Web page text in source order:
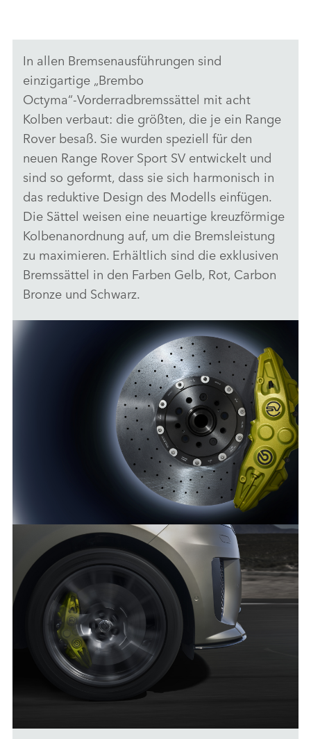
In allen Bremsenausführungen sind
einzigartige „Brembo
Octyma“‑Vorderradbremssättel mit acht
Kolben verbaut: die größten, die je ein Range
Rover besaß. Sie wurden speziell für den
neuen Range Rover Sport SV entwickelt und
sind so geformt, dass sie sich harmonisch in
das reduktive Design des Modells einfügen.
Die Sättel weisen eine neuartige kreuzförmige
Kolbenanordnung auf, um die Bremsleistung
zu maximieren. Erhältlich sind die exklusiven
Bremssättel in den Farben Gelb, Rot, Carbon
Bronze und Schwarz.
Kraftstoffverbrauch und CO2-Emissionen
nach WLTP* (jeweils max. komb.): P635 AWD
4,4 Liter V8 Twin-Turbobenziner 467 kW (635
PS) 12,5 l/100 km; 282 g/km††
HERUNTERLADEN
SHARE